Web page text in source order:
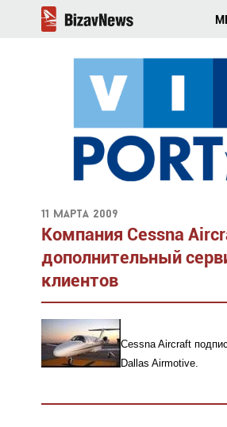
11 марта 2009
Компания Cessna
дополнительный
клиентов
Cessna Aircraft
Dallas Airmotive.